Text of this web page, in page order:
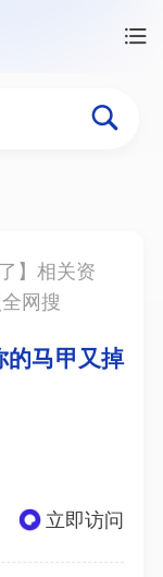
了网盘
】相关资
网搜
的马甲又掉
立即访问